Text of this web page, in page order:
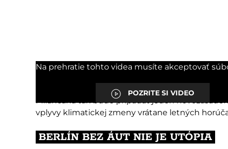
Na prehratie tohto videa musíte akceptovať
POZRITE SI VIDEO
Cieľom milánskeho zalesňovacieho projektu
zastavaných častiach mesta: na verejných
Milánčana tak bude pripadať jeden
vplyvy klimatickej zmeny vrátane letných
BERLÍN BEZ ÁUT NIE JE UTÓPIA